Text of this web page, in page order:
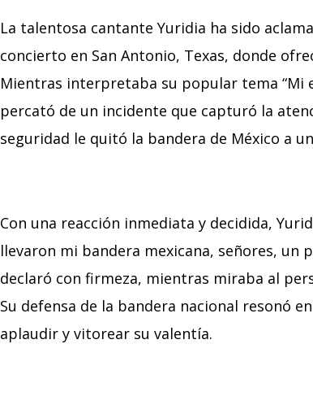
La talentosa cantante Yuridia ha sido
concierto en San Antonio, Texas, donde
Mientras interpretaba su popular tema “Mi
percató de un incidente que capturó la
seguridad le quitó la bandera de México a
Con una reacción inmediata y decidida,
llevaron mi bandera mexicana, señores, un
declaró con firmeza, mientras miraba al
Su defensa de la bandera nacional resonó
aplaudir y vitorear su valentía.